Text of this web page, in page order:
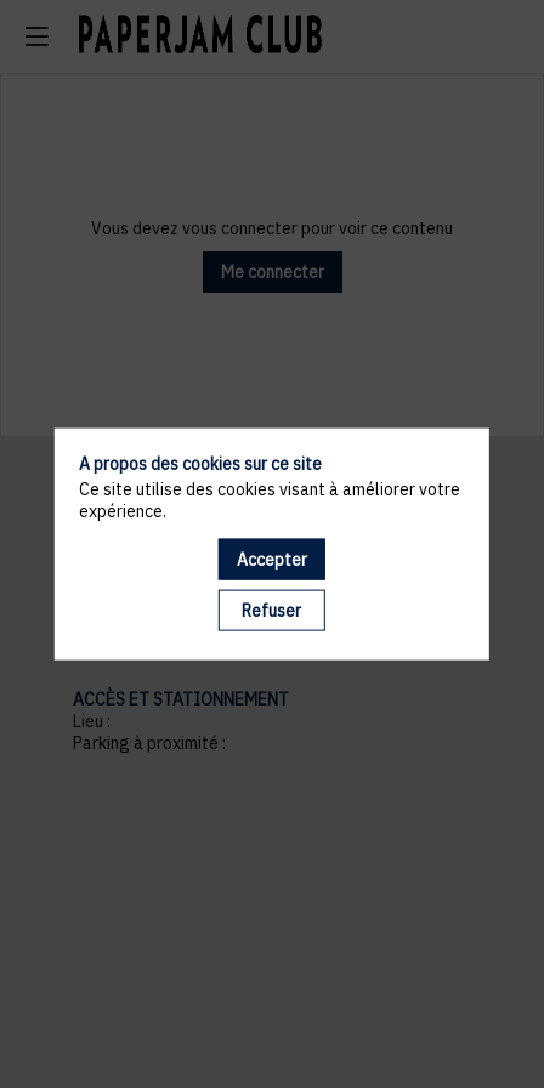
Vous devez vous connecter pour voir ce contenu
Me connecter
Informations
pratiques
ACCÈS ET STATIONNEMENT
Lieu :
Parking à proximité :
A propos des cookies sur ce site
Ce site utilise des cookies visant à améliorer votre
expérience.
Accepter
Refuser